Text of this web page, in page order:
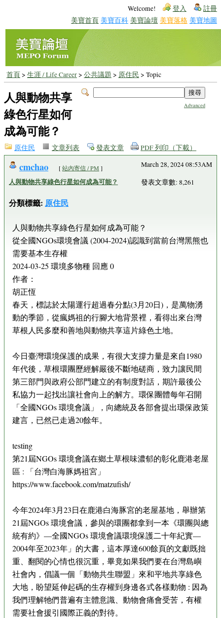
Welcome! 登入 註冊
美寶首頁 美寶百科 美寶論壇 美寶落格 美寶地圖
首頁> 生涯 / Life Career> 公共議題 > 原住民 > Topic
Advanced
人與動物共享
綠色行星如何
成為可能？
原住民 文章列表 發表文章 PDF 列印（下載）
cmchao [站內寄信 / PM ]
人與動物共享綠色行星如何成為可能？
分類標籤: 原住民
March 28, 2024 08:53AM
發表文章數: 8,261
人與動物共享綠色行星如何成為可能？
從全國NGOs環境會議 (2004-2024)認識到當前台灣黑熊也
需要基本生存權
2024-03-25 環境多物種 回應 0
作者：
胡正恆
春天，標誌於太陽運行超過春分點(3月20日)，是萬物湧
動的季節，從瘋媽祖的行腳大地背景裡，看得出來台灣
草根人民多麼和善地與動物共享這片綠色土地。
今日臺灣環境保護的成果，有很大支撐力量是來自1980
年代後，草根環團歷經解嚴後不斷地磋商，致力讓民間
第三部門與政府公部門建立的有制度對話，期許最後公
私協力一起找出讓社會向上的解方。環保團體每年召開
「全國NGOs 環境會議」，向總統及各部會提出環保政策
建言，已然已走過20餘年。
testing
第21屆NGOs 環境會議在鄉土草根味濃郁的彰化鹿港老屋
區 : 「台灣白海豚媽祖宮」
https://www.facebook.com/matzufish/
今年2024年3月23日在鹿港白海豚宮的老屋基地，舉辦第
21屆NGOs 環境會議，參與的環團都拿到一本《環團與總
統有約》—全國NGOs 環境會議環境保護二十年紀實—
2004年至2023年」的大書，這本厚達600餘頁的文獻既拙
重、翻閱的心情也很沉重，畢竟如果我們要在台灣島嶼
社會內，倡議一個「動物共生聯盟」來和平地共享綠色
大地，盼望延伸起碼的生存權到身邊各式各樣動物 : 因為
我們理解牠們普遍有主體意識、動物會痛會受苦，有權
需要社會援引國際正義的對待。